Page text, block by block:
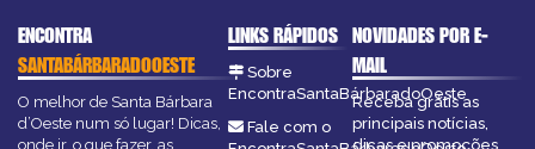
ENCONTRA
SANTABÁRBARADOOESTE
O melhor de Santa Bárbara
d’Oeste num só lugar! Dicas,
onde ir, o que fazer, as
LINKS RÁPIDOS
Sobre
EncontraSantaBárbaradoOeste
Fale com o
NOVIDADES POR E-
MAIL
Receba grátis as
principais notícias,
dicas e promoções